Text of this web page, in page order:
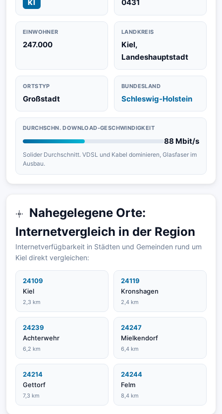
KI 0431
EINWOHNER
247.000
LANDKREIS
Kiel,
Landeshauptstadt
ORTSTYP
Großstadt
BUNDESLAND
Schleswig-Holstein
DURCHSCHN. DOWNLOAD-GESCHWINDIGKEIT
88 Mbit/s
Solider Durchschnitt. VDSL und Kabel dominieren, Glasfaser im
Ausbau.
Nahegelegene Orte:
Internetvergleich in der Region
Internetverfügbarkeit in Städten und Gemeinden rund um
Kiel direkt vergleichen:
24109
Kiel
2,3 km
24119
Kronshagen
2,4 km
24239
Achterwehr
6,2 km
24247
Mielkendorf
6,4 km
24214
Gettorf
7,3 km
24244
Felm
8,4 km